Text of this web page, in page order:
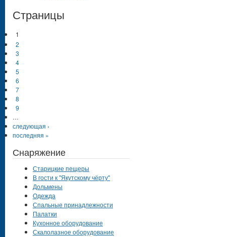
Страницы
1
2
3
4
5
6
7
8
9
…
следующая ›
последняя »
Снаряжение
Старицкие пещеры
В гости к "Якутскому чёрту"
Дольмены
Одежда
Спальные принадлежности
Палатки
Кухонное оборудование
Скалолазное оборудование